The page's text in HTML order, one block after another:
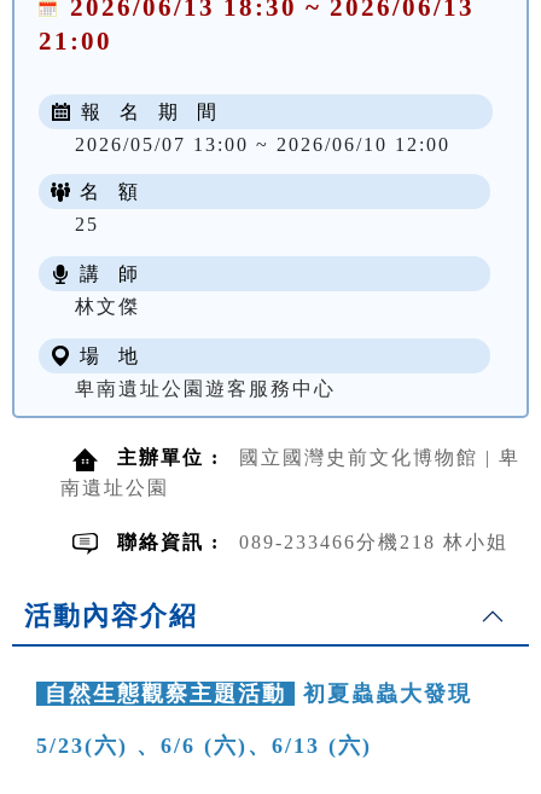
2026/06/13 18:30 ~ 2026/06/13
21:00
報 名 期 間
2026/05/07 13:00 ~ 2026/06/10 12:00
名 額
25
講 師
林文傑
場 地
卑南遺址公園遊客服務中心
主辦單位 :
國立國灣史前文化博物館 | 卑
南遺址公園
聯絡資訊 : 089-233466分機218 林小姐
活動內容介紹
自然生態觀察主題活動 初夏蟲蟲大發現
5/23(六) 、6/6 (六)、6/13 (六)